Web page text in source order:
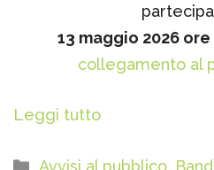
13 maggio 2026 ore
collegamento al
Leggi tutto
Categorie
Avvisi al pubblico,